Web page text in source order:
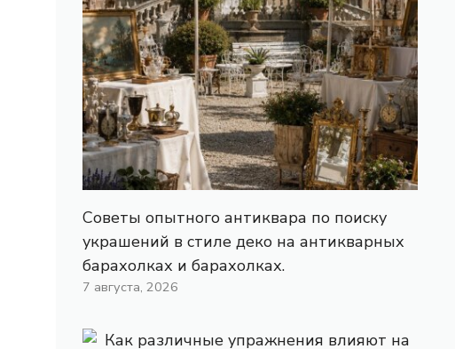
Советы опытного антиквара по поиску
украшений в стиле деко на антикварных
барахолках и барахолках.
7 августа, 2026